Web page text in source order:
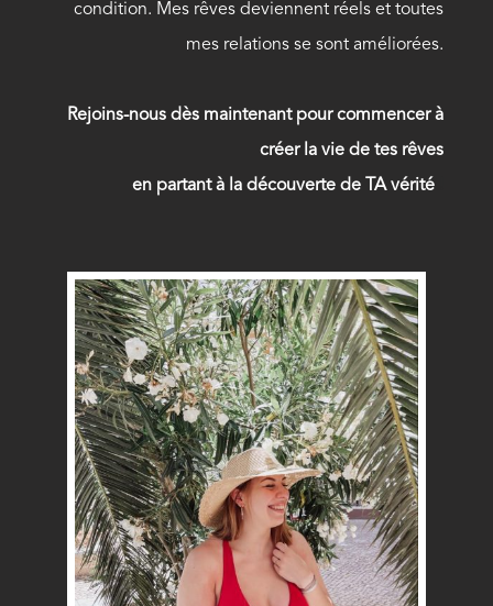
condition. Mes rêves deviennent réels et toutes
mes relations se sont améliorées.
Rejoins-nous dès maintenant pour commencer à
créer la vie de tes rêves
en partant à la découverte de TA vérité